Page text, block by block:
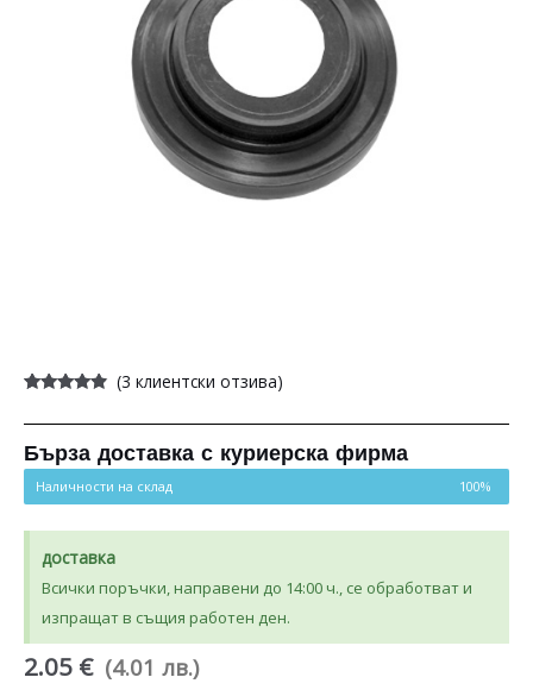
4.67от 5,
на
потребителски
оценки
(3 клиентски отзива)
Бърза доставка с куриерска фирма
Наличности на склад 100%
доставка
Всички поръчки, направени до 14:00 ч., се обработват и
изпращат в същия работен ден.
2.05 € (4.01 лв.)